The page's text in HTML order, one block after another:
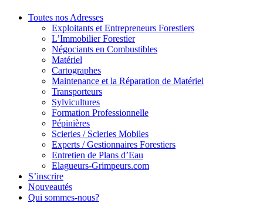
Toutes nos Adresses
Exploitants et Entrepreneurs Forestiers
L’Immobilier Forestier
Négociants en Combustibles
Matériel
Cartographes
Maintenance et la Réparation de Matériel
Transporteurs
Sylvicultures
Formation Professionnelle
Pépinières
Scieries / Scieries Mobiles
Experts / Gestionnaires Forestiers
Entretien de Plans d’Eau
Elagueurs-Grimpeurs.com
S’inscrire
Nouveautés
Qui sommes-nous?